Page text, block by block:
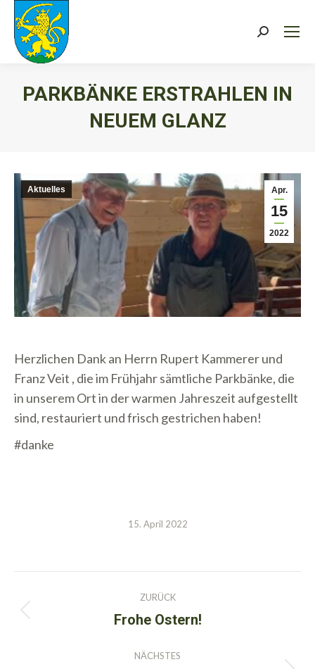
Search:
PARKBÄNKE ERSTRAHLEN IN
NEUEM GLANZ
Apr.
15
2022
Aktuelles
Herzlichen Dank an Herrn Rupert Kammerer und
Franz Veit , die im Frühjahr sämtliche Parkbänke, die
in unserem Ort in der warmen Jahreszeit aufgestellt
sind, restauriert und frisch gestrichen haben!
#danke
15. April 2022
Kommentarnavigation
ZURÜCK
Vorheriger
Frohe Ostern!
NÄCHSTES